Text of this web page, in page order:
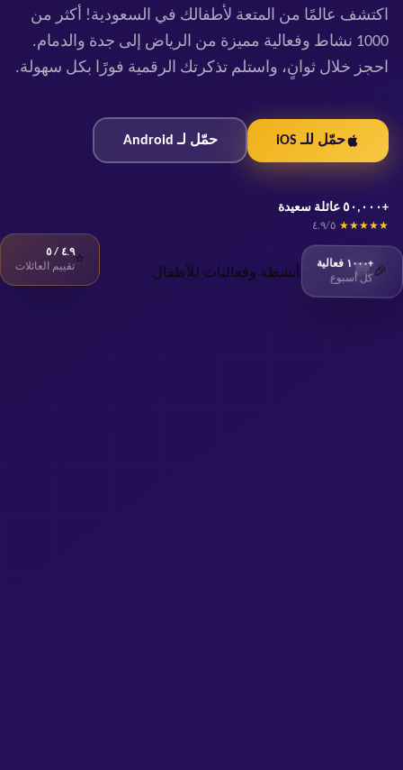
اكتشف عالمًا من المتعة لأطفالك في السعودية! أكثر من
1000 نشاط وفعالية مميزة من الرياض إلى جدة والدمام.
احجز خلال ثوانٍ، واستلم تذكرتك الرقمية فورًا بكل سهولة.
حمّل للـ iOS حمّل لـ Android
+٥٠,٠٠٠ عائلة سعيدة
★
★
★
★
★ ٤.٩/٥
🎉
+١٠٠٠ فعالية
كل أسبوع
⭐تقييم العائلات